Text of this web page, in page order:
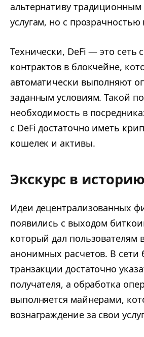
альтернативу
услугам, но с
Технически, DeFi — это сеть
контрактов в блокчейне,
автоматически выполняют
заданным условиям. Такой
необходимость в
с DeFi достаточно иметь
кошелек и активы.
Экскурс в
Идеи децентрализованных
появились с выходом
который дал пользователям
анонимных расчетов. В сети
транзакции достаточно
получателя, а обработка
выполняется майнерами,
вознаграждение за свои